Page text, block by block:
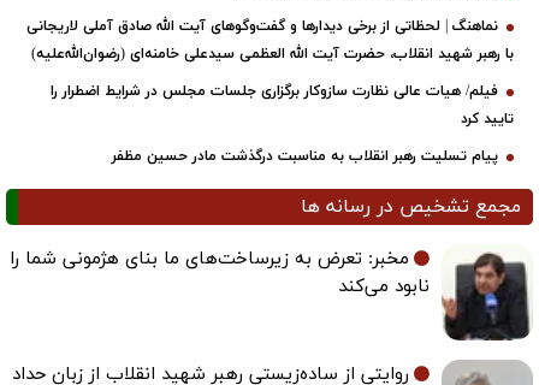
نماهنگ | لحظاتی از برخی دیدارها و گفت‌وگوهای آیت ‌الله صادق آملی لاریجانی
با رهبر شهید انقلاب، حضرت آیت‌ الله العظمی سیدعلی خامنه‌ای (رضوان‌الله‌علیه)
فیلم/ هیات عالی نظارت سازوکار برگزاری جلسات مجلس در شرایط اضطرار را
تایید کرد
پیام تسلیت رهبر انقلاب به مناسبت درگذشت مادر حسین مظفر
مجمع تشخیص در رسانه ها
مخبر: تعرض به زیرساخت‌های ما بنای هژمونی شما را
نابود می‌کند
روایتی از ساده‌زیستی رهبر شهید انقلاب از زبان حداد